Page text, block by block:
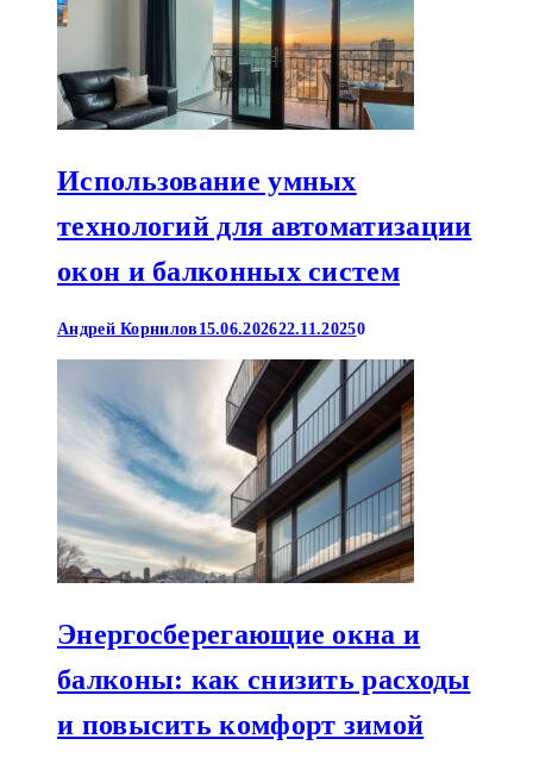
Использование умных
технологий для автоматизации
окон и балконных систем
Андрей Корнилов 15.06.202622.11.20250
Энергосберегающие окна и
балконы: как снизить расходы
и повысить комфорт зимой